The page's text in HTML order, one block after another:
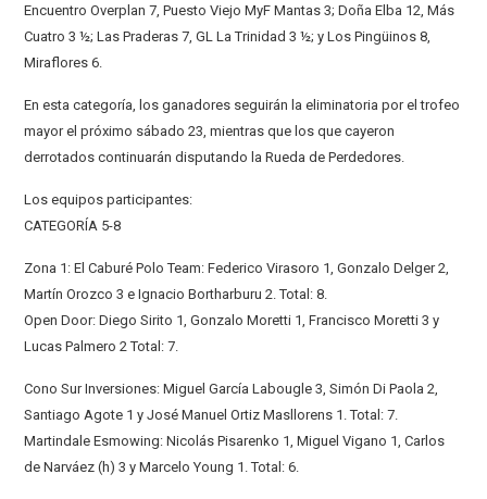
Encuentro Overplan 7, Puesto Viejo MyF Mantas 3; Doña Elba 12, Más
Cuatro 3 ½; Las Praderas 7, GL La Trinidad 3 ½; y Los Pingüinos 8,
Miraflores 6.
En esta categoría, los ganadores seguirán la eliminatoria por el trofeo
mayor el próximo sábado 23, mientras que los que cayeron
derrotados continuarán disputando la Rueda de Perdedores.
Los equipos participantes:
CATEGORÍA 5-8
Zona 1: El Caburé Polo Team: Federico Virasoro 1, Gonzalo Delger 2,
Martín Orozco 3 e Ignacio Bortharburu 2. Total: 8.
Open Door: Diego Sirito 1, Gonzalo Moretti 1, Francisco Moretti 3 y
Lucas Palmero 2 Total: 7.
Cono Sur Inversiones: Miguel García Labougle 3, Simón Di Paola 2,
Santiago Agote 1 y José Manuel Ortiz Masllorens 1. Total: 7.
Martindale Esmowing: Nicolás Pisarenko 1, Miguel Vigano 1, Carlos
de Narváez (h) 3 y Marcelo Young 1. Total: 6.